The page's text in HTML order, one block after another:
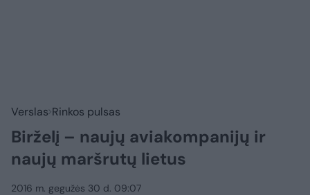
Verslas Rinkos pulsas
Birželį – naujų aviakompanijų ir
naujų maršrutų lietus
2016 m. gegužės 30 d. 09:07